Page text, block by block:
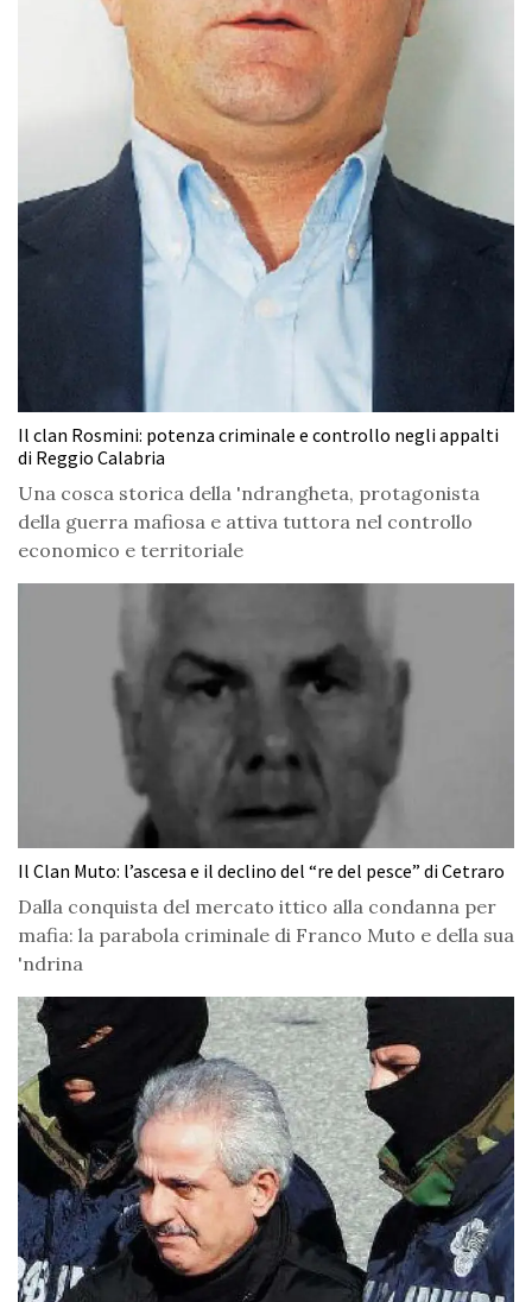
Il clan Rosmini: potenza criminale e controllo negli appalti
di Reggio Calabria
Una cosca storica della 'ndrangheta, protagonista
della guerra mafiosa e attiva tuttora nel controllo
economico e territoriale
Il Clan Muto: l’ascesa e il declino del “re del pesce” di Cetraro
Dalla conquista del mercato ittico alla condanna per
mafia: la parabola criminale di Franco Muto e della sua
'ndrina